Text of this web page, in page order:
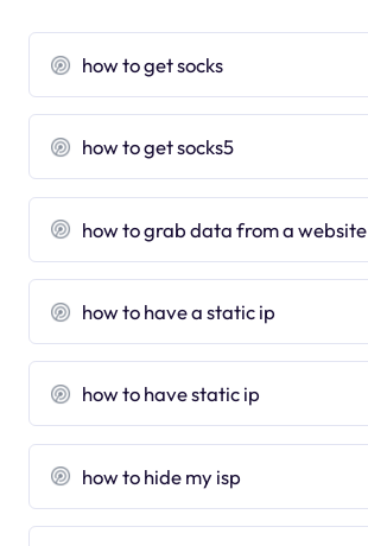
how to get socks
how to get socks5
how to grab data from a website
how to have a static ip
how to have static ip
how to hide my isp